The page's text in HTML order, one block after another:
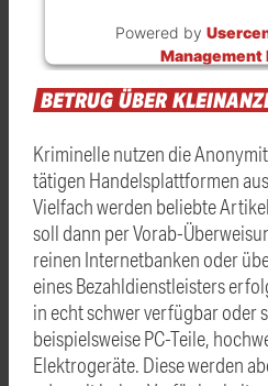
Powered by
Management
BETRUG ÜBER
Kriminelle nutzen die
tätigen Handelsplattformen
Vielfach werden beliebte
soll dann per Vorab-
reinen Internetbanken oder
eines Bezahldienstleisters
in echt schwer verfügbar oder
beispielsweise PC-Teile,
Elektrogeräte. Diese werden